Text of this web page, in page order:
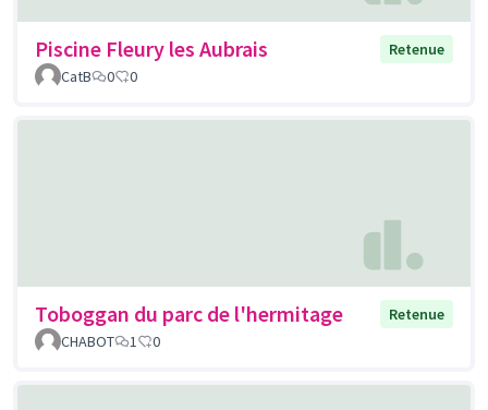
Piscine Fleury les Aubrais
Retenue
CatB
0 0
Toboggan du parc de l'hermitage
Retenue
CHABOT
1 0